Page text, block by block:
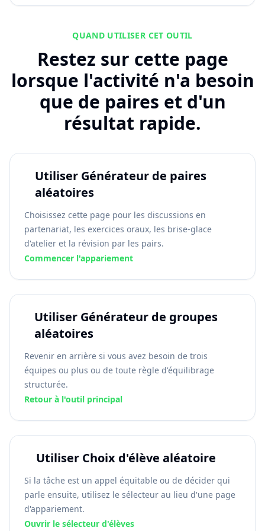
QUAND UTILISER CET OUTIL
Restez sur cette page
lorsque l'activité n'a besoin
que de paires et d'un
résultat rapide.
Utiliser Générateur de paires
aléatoires
Choisissez cette page pour les discussions en
partenariat, les exercices oraux, les brise-glace
d'atelier et la révision par les pairs.
Commencer l'appariement
Utiliser Générateur de groupes
aléatoires
Revenir en arrière si vous avez besoin de trois
équipes ou plus ou de toute règle d'équilibrage
structurée.
Retour à l'outil principal
Utiliser Choix d'élève aléatoire
Si la tâche est un appel équitable ou de décider qui
parle ensuite, utilisez le sélecteur au lieu d'une page
d'appariement.
Ouvrir le sélecteur d'élèves